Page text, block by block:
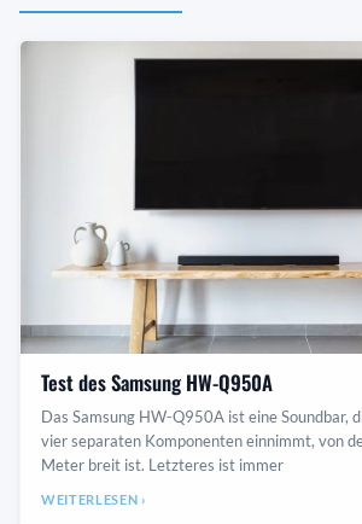
Test des Samsung HW-Q950A
Das Samsung HW-Q950A ist eine Soundbar,
vier separaten Komponenten einnimmt, von
Meter breit ist. Letzteres ist immer
WEITERLESEN ›